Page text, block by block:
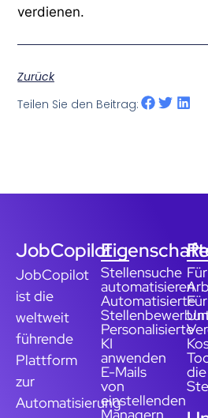
verdienen.
Zurück
Teilen Sie den Beitrag:
JobCopilot
JobCopilot
ist die
weltweit
führende
Plattform
zur
Automatisierung
Stellensuche
automatisieren
Automatisierte
Personalisierte
KI
anwenden
E-Mails
von
einstellenden
Managern
Für
Für
die